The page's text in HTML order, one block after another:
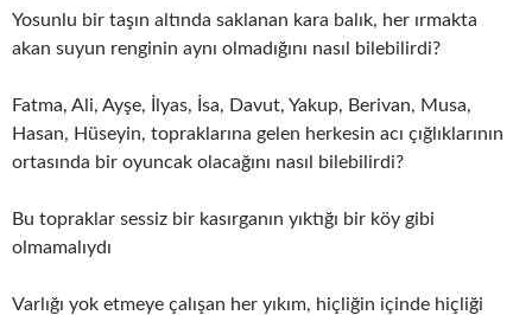
Yosunlu bir taşın altında saklanan kara balık, her ırmakta
akan suyun renginin aynı olmadığını nasıl bilebilirdi?
Fatma, Ali, Ayşe, İlyas, İsa, Davut, Yakup, Berivan, Musa,
Hasan, Hüseyin, topraklarına gelen herkesin acı çığlıklarının
ortasında bir oyuncak olacağını nasıl bilebilirdi?
Bu topraklar sessiz bir kasırganın yıktığı bir köy gibi
olmamalıydı
Varlığı yok etmeye çalışan her yıkım, hiçliğin içinde hiçliği